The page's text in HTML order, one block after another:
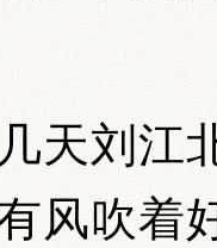
天刘江
风吹着